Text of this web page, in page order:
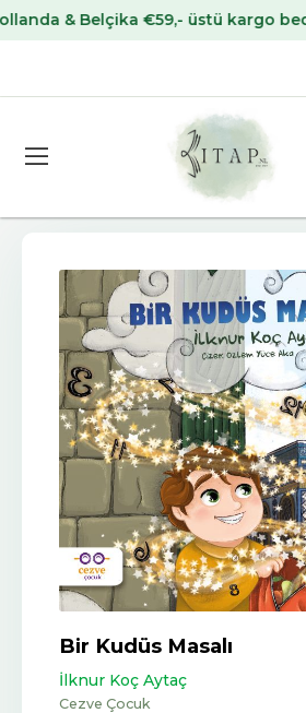
& Belçika €59,- üstü kargo bedava
Bir Kudüs Masalı
İlknur Koç Aytaç
Cezve Çocuk